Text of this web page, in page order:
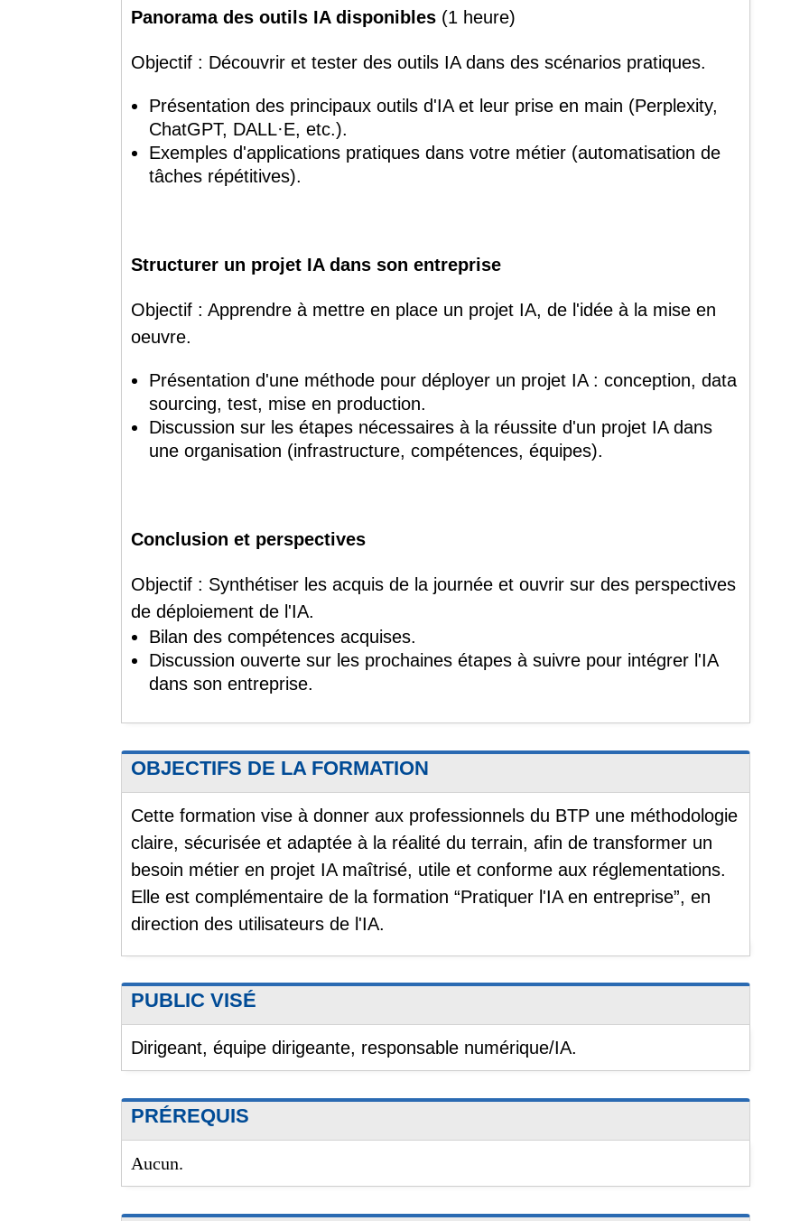
Panorama des outils IA disponibles (1 heure)
Objectif : Découvrir et tester des outils IA dans des scénarios pratiques.
Présentation des principaux outils d'IA et leur prise en main (Perplexity,
ChatGPT, DALL·E, etc.).
Exemples d'applications pratiques dans votre métier (automatisation de
tâches répétitives).
Structurer un projet IA dans son entreprise
Objectif : Apprendre à mettre en place un projet IA, de l'idée à la mise en
oeuvre.
Présentation d'une méthode pour déployer un projet IA : conception, data
sourcing, test, mise en production.
Discussion sur les étapes nécessaires à la réussite d'un projet IA dans
une organisation (infrastructure, compétences, équipes).
Conclusion et perspectives
Objectif : Synthétiser les acquis de la journée et ouvrir sur des perspectives
de déploiement de l'IA.
Bilan des compétences acquises.
Discussion ouverte sur les prochaines étapes à suivre pour intégrer l'IA
dans son entreprise.
OBJECTIFS DE LA FORMATION
Cette formation vise à donner aux professionnels du BTP une méthodologie
claire, sécurisée et adaptée à la réalité du terrain, afin de transformer un
besoin métier en projet IA maîtrisé, utile et conforme aux réglementations.
Elle est complémentaire de la formation “Pratiquer l'IA en entreprise”, en
direction des utilisateurs de l'IA.
PUBLIC VISÉ
Dirigeant, équipe dirigeante, responsable numérique/IA.
PRÉREQUIS
Aucun.